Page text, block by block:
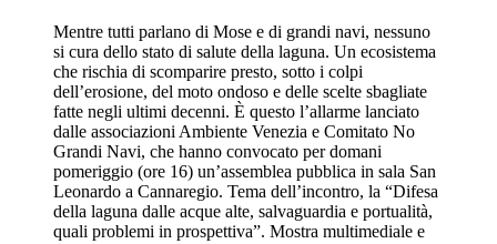
Mentre tutti parlano di Mose e di grandi navi, nessuno
si cura dello stato di salute della laguna. Un ecosistema
che rischia di scomparire presto, sotto i colpi
dell’erosione, del moto ondoso e delle scelte sbagliate
fatte negli ultimi decenni. È questo l’allarme lanciato
dalle associazioni Ambiente Venezia e Comitato No
Grandi Navi, che hanno convocato per domani
pomeriggio (ore 16) un’assemblea pubblica in sala San
Leonardo a Cannaregio. Tema dell’incontro, la “Difesa
della laguna dalle acque alte, salvaguardia e portualità,
quali problemi in prospettiva”. Mostra multimediale e